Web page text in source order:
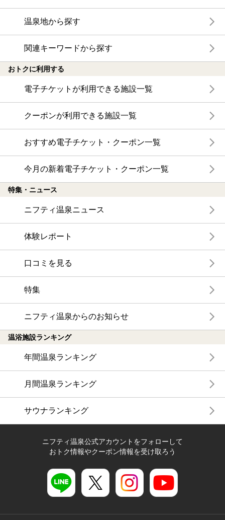
温泉地から探す
関連キーワードから探す
おトクに利用する
電子チケットが利用できる施設一覧
クーポンが利用できる施設一覧
おすすめ電子チケット・クーポン一覧
今月の新着電子チケット・クーポン一覧
特集・ニュース
ニフティ温泉ニュース
体験レポート
口コミを見る
特集
ニフティ温泉からのお知らせ
温浴施設ランキング
年間温泉ランキング
月間温泉ランキング
サウナランキング
ニフティ温泉公式アカウントをフォローして
おトク情報やクーポン情報を受け取ろう